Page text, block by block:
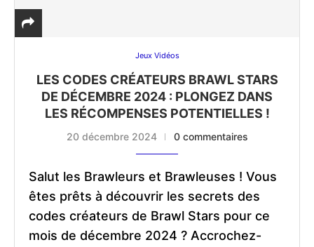
Jeux Vidéos
LES CODES CRÉATEURS BRAWL STARS
DE DÉCEMBRE 2024 : PLONGEZ DANS
LES RÉCOMPENSES POTENTIELLES !
20 décembre 2024 0 commentaires
Salut les Brawleurs et Brawleuses ! Vous
êtes prêts à découvrir les secrets des
codes créateurs de Brawl Stars pour ce
mois de décembre 2024 ? Accrochez-